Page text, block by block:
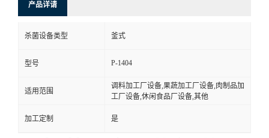
产品详请
杀菌设备类型 釜式
型号 P-1404
适用范围
调料加工厂设备,果蔬加工厂设备,肉制品加
工厂设备,休闲食品厂设备,其他
加工定制 是